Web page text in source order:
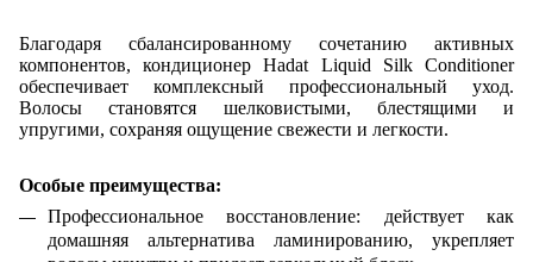
Благодаря сбалансированному сочетанию активных
компонентов, кондиционер Hadat Liquid Silk Conditioner
обеспечивает комплексный профессиональный уход.
Волосы становятся шелковистыми, блестящими и
упругими, сохраняя ощущение свежести и легкости.
Особые преимущества:
Профессиональное восстановление: действует как
домашняя альтернатива ламинированию, укрепляет